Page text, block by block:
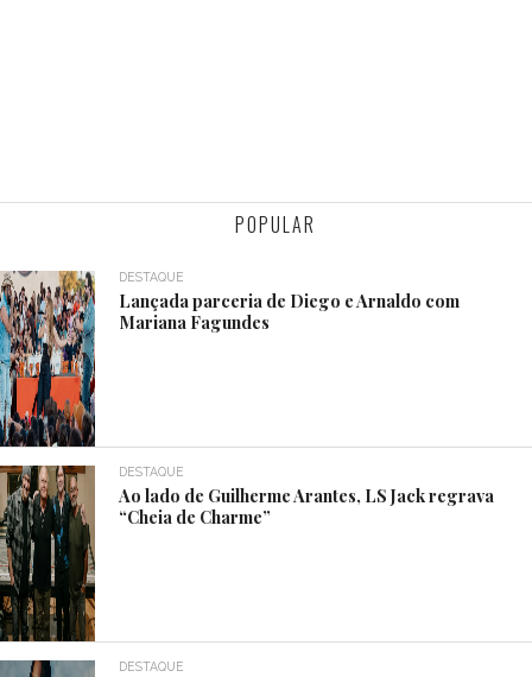
POPULAR
DESTAQUE
Lançada parceria de Diego e Arnaldo com
Mariana Fagundes
DESTAQUE
Ao lado de Guilherme Arantes, LS Jack regrava
“Cheia de Charme”
DESTAQUE